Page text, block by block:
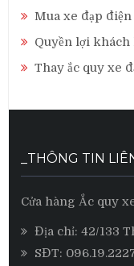
Mua xe đạp
Quyền lợi khách
Thay ắc quy xe
_THÔNG TIN
Cửa hàng Ắc quy
Địa chỉ: 42/133
SĐT: